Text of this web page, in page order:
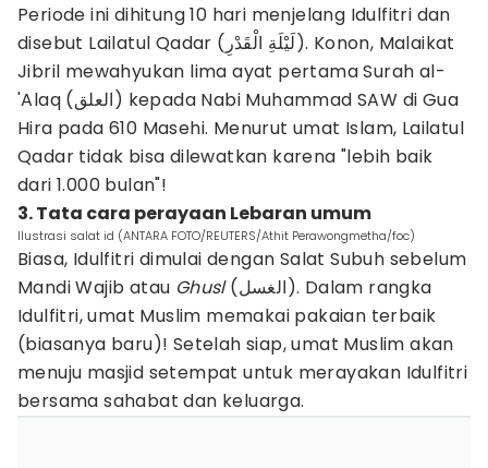
Periode ini dihitung 10 hari menjelang Idulfitri dan
disebut Lailatul Qadar (لَيْلَةِ الْقَدْرِ). Konon, Malaikat
Jibril mewahyukan lima ayat pertama Surah al-
'Alaq (العلق) kepada Nabi Muhammad SAW di Gua
Hira pada 610 Masehi. Menurut umat Islam, Lailatul
Qadar tidak bisa dilewatkan karena "lebih baik
dari 1.000 bulan"!
3. Tata cara perayaan Lebaran umum
Ilustrasi salat id (ANTARA FOTO/REUTERS/Athit Perawongmetha/foc)
Biasa, Idulfitri dimulai dengan Salat Subuh sebelum
Mandi Wajib atau Ghusl(الغسل). Dalam rangka
Idulfitri, umat Muslim memakai pakaian terbaik
(biasanya baru)! Setelah siap, umat Muslim akan
menuju masjid setempat untuk merayakan Idulfitri
bersama sahabat dan keluarga.